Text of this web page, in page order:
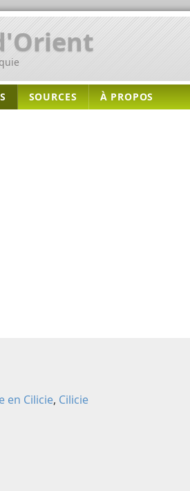
SOURCES À PROPOS
en Cilicie, Cilicie